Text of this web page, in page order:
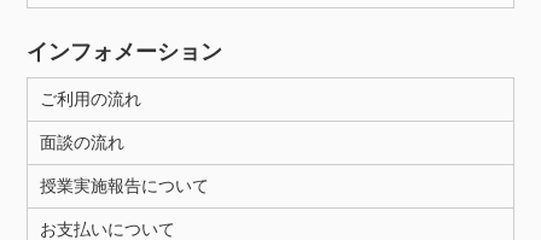
距離：15km以内
年齢：18-101歳
インフォメーション
ご利用の流れ
面談の流れ
授業実施報告について
お支払いについて